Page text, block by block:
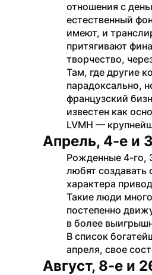
отношения с
естественный
имеют, и
притягивают
творчество,
Там, где другие
парадоксально,
французский
известен как
LVMH —
Апрель, 4-е и
Рожденные 4-го,
любят создавать
характера
Такие люди
постепенно
в более
В список
апреля, свое
Август, 8-е и